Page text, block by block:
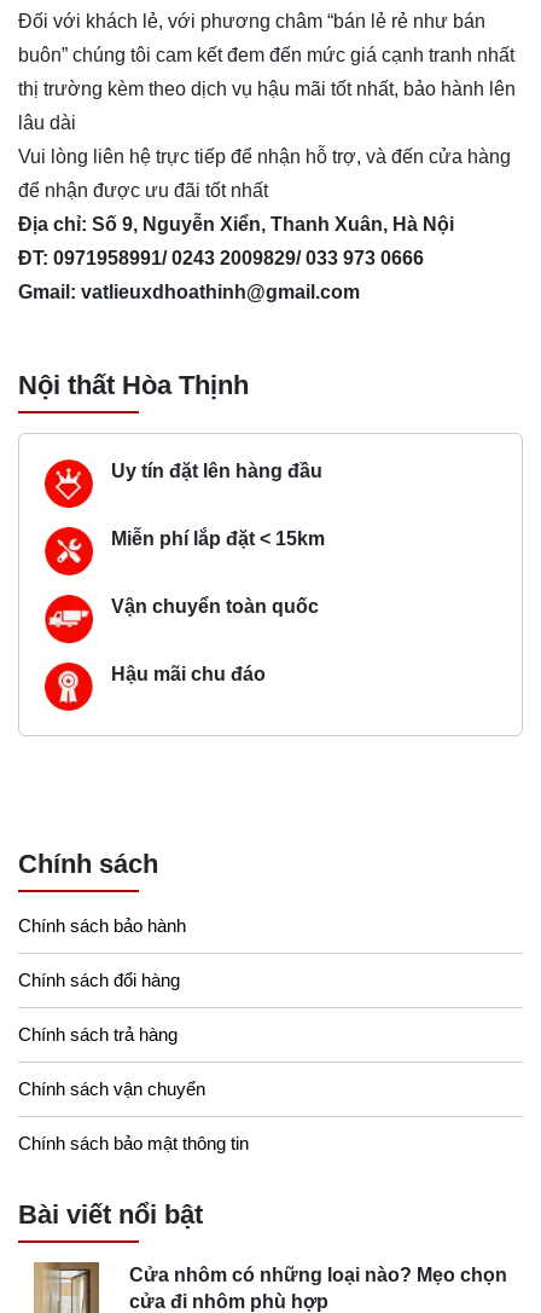
Đối với khách lẻ, với phương châm “bán lẻ rẻ như bán
buôn” chúng tôi cam kết đem đến mức giá cạnh tranh nhất
thị trường kèm theo dịch vụ hậu mãi tốt nhất, bảo hành lên
lâu dài
Vui lòng liên hệ trực tiếp để nhận hỗ trợ, và đến cửa hàng
để nhận được ưu đãi tốt nhất
Địa chỉ: Số 9, Nguyễn Xiển, Thanh Xuân, Hà Nội
ĐT: 0971958991/ 0243 2009829/ 033 973 0666
Gmail: vatlieuxdhoathinh@gmail.com
Nội thất Hòa Thịnh
Uy tín đặt lên hàng đầu
Miễn phí lắp đặt < 15km
Vận chuyển toàn quốc
Hậu mãi chu đáo
Chính sách
Chính sách bảo hành
Chính sách đổi hàng
Chính sách trả hàng
Chính sách vận chuyển
Chính sách bảo mật thông tin
Bài viết nổi bật
Cửa nhôm có những loại nào? Mẹo chọn
cửa đi nhôm phù hợp